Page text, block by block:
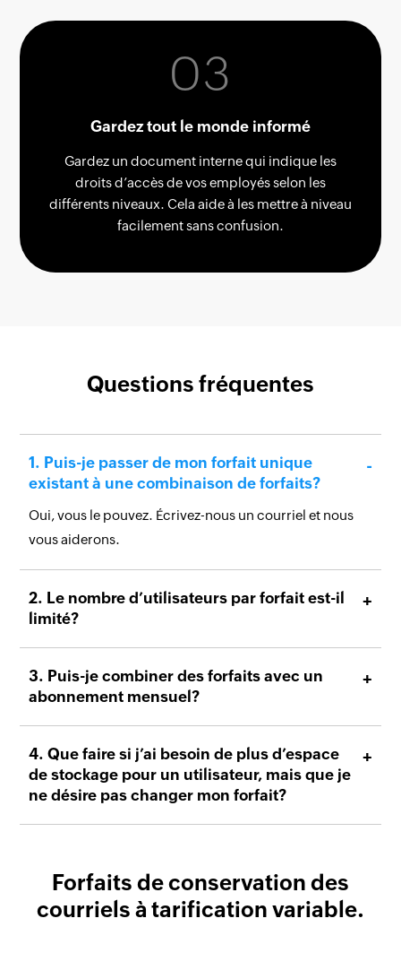
0
0
3
2
1
0
Gardez tout le monde informé
Gardez un document interne qui indique les
droits d’accès de vos employés selon les
différents niveaux. Cela aide à les mettre à niveau
facilement sans confusion.
Questions fréquentes
Puis-je passer de mon forfait unique
existant à une combinaison de forfaits?
Oui, vous le pouvez. Écrivez-nous un courriel et nous
vous aiderons.
Le nombre d’utilisateurs par forfait est-il
limité?
Puis-je combiner des forfaits avec un
abonnement mensuel?
Que faire si j’ai besoin de plus d’espace
de stockage pour un utilisateur, mais que je
ne désire pas changer mon forfait?
Forfaits de conservation des
courriels à tarification variable.